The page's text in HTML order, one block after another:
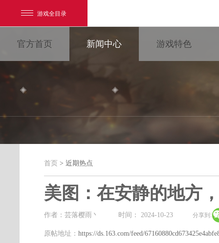
游戏全目录
官方首页 新闻中心 游戏特色
最新新闻 新闻消息 游戏公告
近期热点
首页 > 近期热点
美图：在安静的地方
作者：芸落樱雨丶 时间： 2024-10-23 分享到:
原帖地址： https://ds.163.com/feed/